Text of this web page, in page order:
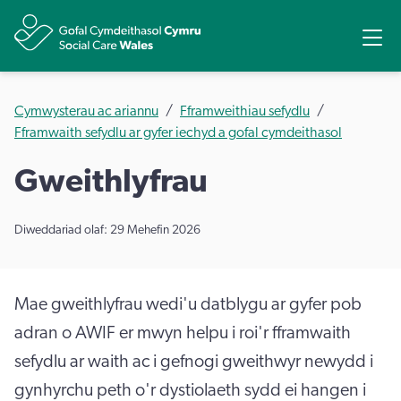
Cymwysterau ac ariannu
Fframweithiau sefydlu
Fframwaith sefydlu ar gyfer iechyd a gofal cymdeithasol
Gweithlyfrau
Diweddariad olaf: 29 Mehefin 2026
Mae gweithlyfrau wedi'u datblygu ar gyfer pob
adran o AWIF er mwyn helpu i roi'r fframwaith
sefydlu ar waith ac i gefnogi gweithwyr newydd i
gynhyrchu peth o'r dystiolaeth sydd ei hangen i